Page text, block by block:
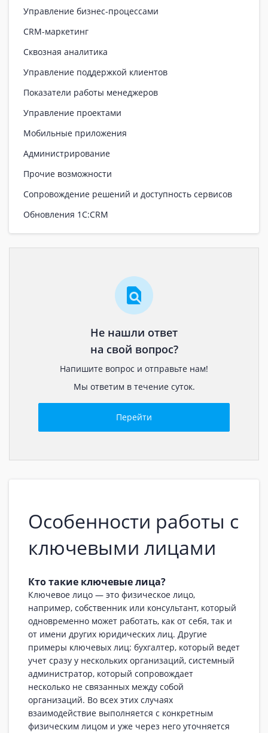
Особенности работы с
ключевыми лицами
Кто такие ключевые лица?
Ключевое лицо — это физическое лицо,
например, собственник или консультант, который
одновременно может работать, как от себя, так и
от имени других юридических лиц. Другие
примеры ключевых лиц: бухгалтер, который ведет
учет сразу у нескольких организаций, системный
администратор, который сопровождает
несколько не связанных между собой
организаций. Во всех этих случаях
взаимодействие выполняется с конкретным
физическим лицом и уже через него уточняется
Управление бизнес-процессами
CRM-маркетинг
Сквозная аналитика
Управление поддержкой клиентов
Показатели работы менеджеров
Управление проектами
Мобильные приложения
Администрирование
Прочие возможности
Сопровождение решений и доступность сервисов
Обновления 1С:CRM
Не нашли ответ
на свой вопрос?
Напишите вопрос и отправьте нам!
Мы ответим в течение суток.
Перейти